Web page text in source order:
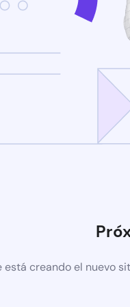
está creando el nuevo